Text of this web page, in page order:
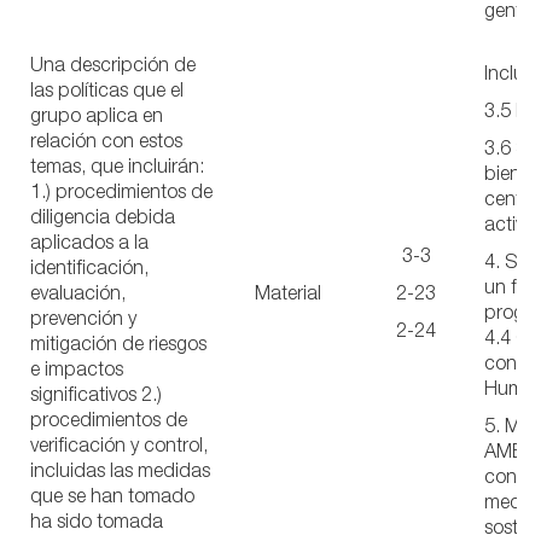
Una descripción de
las políticas que el
grupo aplica en
relación con estos
temas, que incluirán:
1.) procedimientos de
diligencia debida
aplicados a la
identificación,
evaluación,
prevención y
mitigación de riesgos
e impactos
significativos 2.)
procedimientos de
verificación y control,
incluidas las medidas
que se han tomado
ha sido tomada
Material
3-3
2-23
2-24
gente
3.5
3.6
4.
un
4.4
con
5.
con